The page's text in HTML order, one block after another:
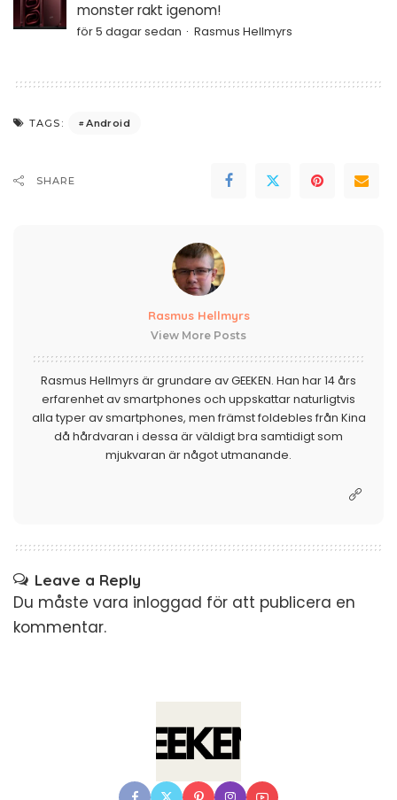
monster rakt igenom!
för 5 dagar sedan Rasmus Hellmyrs
TAGS: Android
SHARE
Rasmus Hellmyrs
View More Posts
Rasmus Hellmyrs är grundare av GEEKEN. Han har 14 års
erfarenhet av smartphones och uppskattar naturligtvis
alla typer av smartphones, men främst foldebles från Kina
då hårdvaran i dessa är väldigt bra samtidigt som
mjukvaran är något utmanande.
Leave a Reply
Du måste vara inloggad för att publicera en
kommentar.